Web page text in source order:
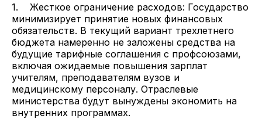
1. Жесткое ограничение расходов: Государство
минимизирует принятие новых финансовых
обязательств. В текущий вариант трехлетнего
бюджета намеренно не заложены средства на
будущие тарифные соглашения с профсоюзами,
включая ожидаемые повышения зарплат
учителям, преподавателям вузов и
медицинскому персоналу. Отраслевые
министерства будут вынуждены экономить на
внутренних программах.